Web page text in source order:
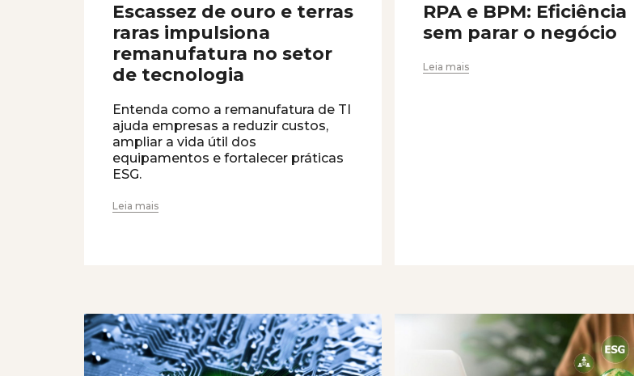
Escassez de ouro e terras
raras impulsiona
remanufatura no setor
de tecnologia
Entenda como a remanufatura de TI
ajuda empresas a reduzir custos,
ampliar a vida útil dos
equipamentos e fortalecer práticas
ESG.
Leia mais
RPA e BPM: Eficiência
sem parar o negócio
Leia mais